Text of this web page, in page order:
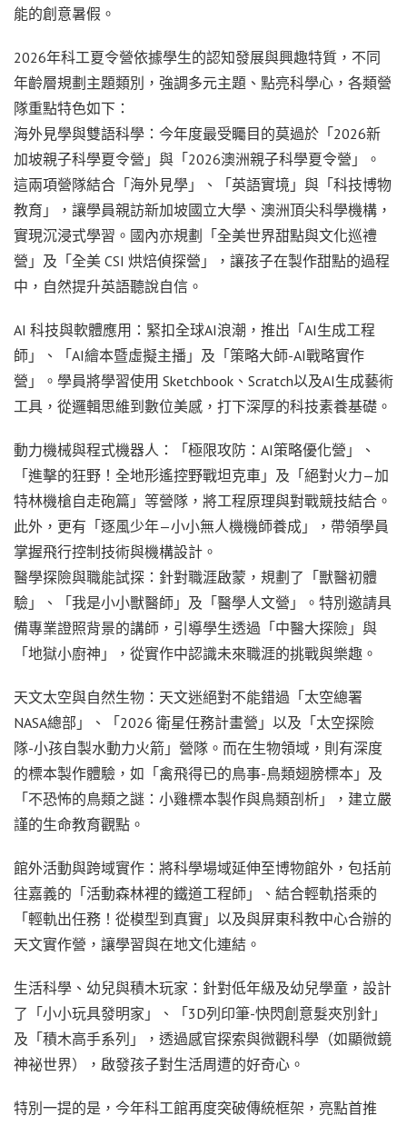
能的創意暑假。
2026年科工夏令營依據學生的認知發展與興趣特質，不同
年齡層規劃主題類別，強調多元主題、點亮科學心，各類營
隊重點特色如下：
海外見學與雙語科學：今年度最受矚目的莫過於「2026新
加坡親子科學夏令營」與「2026澳洲親子科學夏令營」。
這兩項營隊結合「海外見學」、「英語實境」與「科技博物
教育」，讓學員親訪新加坡國立大學、澳洲頂尖科學機構，
實現沉浸式學習。國內亦規劃「全美世界甜點與文化巡禮
營」及「全美 CSI 烘焙偵探營」，讓孩子在製作甜點的過程
中，自然提升英語聽說自信。
AI 科技與軟體應用：緊扣全球AI浪潮，推出「AI生成工程
師」、「AI繪本暨虛擬主播」及「策略大師-AI戰略實作
營」。學員將學習使用 Sketchbook、Scratch以及AI生成藝術
工具，從邏輯思維到數位美感，打下深厚的科技素養基礎。
動力機械與程式機器人：「極限攻防：AI策略優化營」、
「進擊的狂野！全地形遙控野戰坦克車」及「絕對火力—加
特林機槍自走砲篇」等營隊，將工程原理與對戰競技結合。
此外，更有「逐風少年—小小無人機機師養成」，帶領學員
掌握飛行控制技術與機構設計。
醫學探險與職能試探：針對職涯啟蒙，規劃了「獸醫初體
驗」、「我是小小獸醫師」及「醫學人文營」。特別邀請具
備專業證照背景的講師，引導學生透過「中醫大探險」與
「地獄小廚神」，從實作中認識未來職涯的挑戰與樂趣。
天文太空與自然生物：天文迷絕對不能錯過「太空總署
NASA總部」、「2026 衛星任務計畫營」以及「太空探險
隊-小孩自製水動力火箭」營隊。而在生物領域，則有深度
的標本製作體驗，如「禽飛得已的鳥事-鳥類翅膀標本」及
「不恐怖的鳥類之謎：小雞標本製作與鳥類剖析」，建立嚴
謹的生命教育觀點。
館外活動與跨域實作：將科學場域延伸至博物館外，包括前
往嘉義的「活動森林裡的鐵道工程師」、結合輕軌搭乘的
「輕軌出任務！從模型到真實」以及與屏東科教中心合辦的
天文實作營，讓學習與在地文化連結。
生活科學、幼兒與積木玩家：針對低年級及幼兒學童，設計
了「小小玩具發明家」、「3D列印筆-快閃創意髮夾別針」
及「積木高手系列」，透過感官探索與微觀科學（如顯微鏡
神祕世界），啟發孩子對生活周遭的好奇心。
特別一提的是，今年科工館再度突破傳統框架，亮點首推